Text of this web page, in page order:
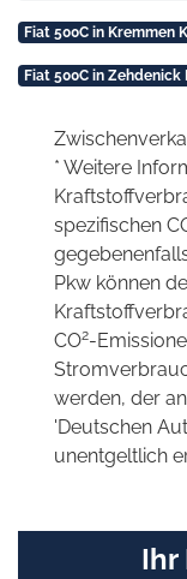
Fiat 500C in Kremmen
Fiat 500C in
* Weitere
spezifischen
Pkw können
CO2-
werden, der
'Deutschen
unentgeltlich
Ihr